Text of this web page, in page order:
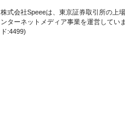
株式会社Speeeは、東京証券取引所の上
ンターネットメディア事業を運営してい
ド:4499)